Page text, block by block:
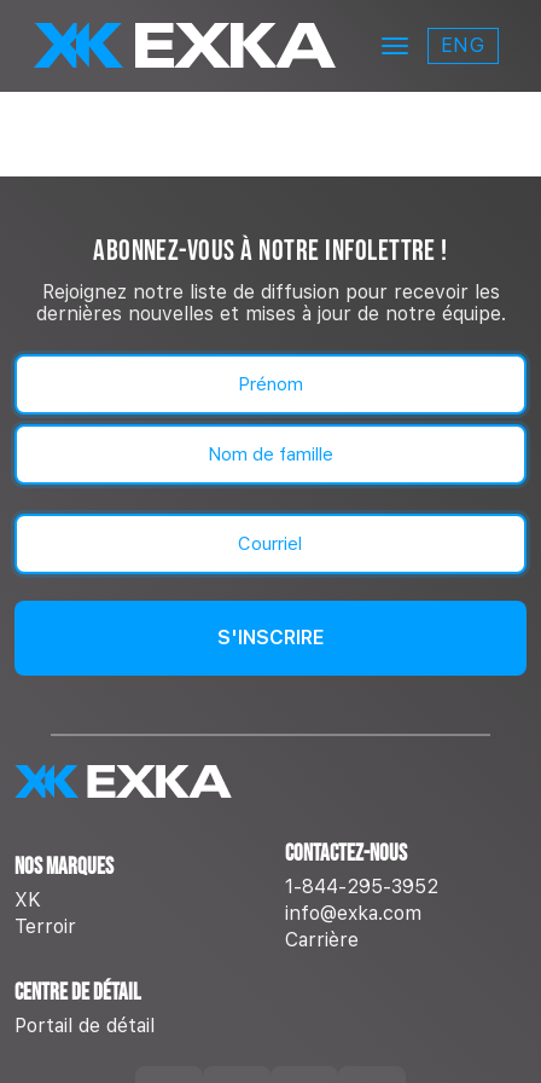
Menu ENG
ABONNEZ-VOUS À NOTRE INFOLETTRE !
Rejoignez notre liste de diffusion pour recevoir les
dernières nouvelles et mises à jour de notre équipe.
Nom
(Nécessaire)
Prénom
Courriel
(Nécessaire)
Nos marques
XK
Terroir
Contactez-nous
1-844-295-3952
info@exka.com
Carrière
Centre de détail
Portail de détail